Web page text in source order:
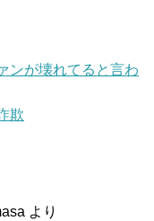
ンが壊れてると言わ
欺
より